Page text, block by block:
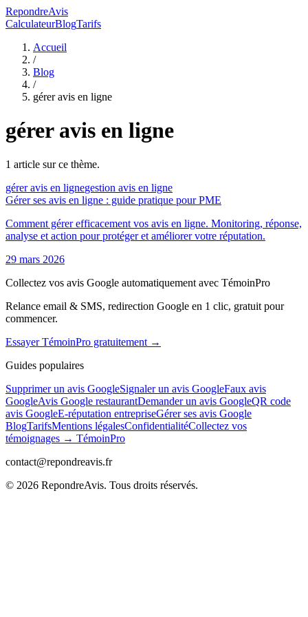
RepondreAvis
CalculateurBlogTarifs
Accueil
/
Blog
/
gérer avis en ligne
gérer avis en ligne
1 article sur ce thème.
gérer avis en lignegestion avis en ligne
Gérer ses avis en ligne : guide pratique pour PME
Comment gérer efficacement vos avis en ligne. Monitoring, réponse,
analyse et action pour protéger et améliorer votre réputation.
29 mars 2026
Collectez vos avis Google automatiquement avec TémoinPro
Relance email & SMS, redirection Google en 1 clic, gratuit pour
commencer.
Essayer TémoinPro gratuitement →
Guides populaires
Supprimer un avis GoogleSignaler un avis GoogleFaux avis
GoogleAvis Google restaurantDemander un avis GoogleQR code
avis GoogleE-réputation entrepriseGérer ses avis Google
BlogTarifsMentions légalesConfidentialitéCollectez vos
témoignages → TémoinPro
contact@repondreavis.fr
© 2026 RepondreAvis. Tous droits réservés.